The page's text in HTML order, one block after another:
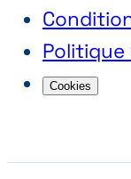
Politique
Cookies